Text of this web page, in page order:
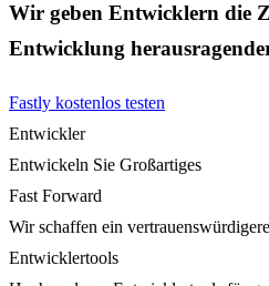
Wir geben Entwicklern die
Entwicklung
Fastly kostenlos testen
Entwickler
Entwickeln Sie Großartiges
Fast Forward
Wir schaffen ein
Entwicklertools